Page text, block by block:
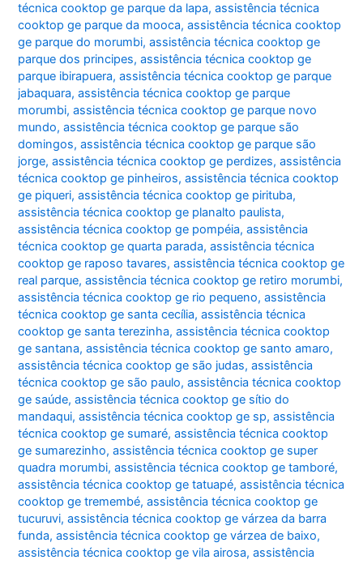
técnica cooktop ge parque da lapa,assistência técnica
cooktop ge parque da mooca,assistência técnica cooktop
ge parque do morumbi,assistência técnica cooktop ge
parque dos principes,assistência técnica cooktop ge
parque ibirapuera,assistência técnica cooktop ge parque
jabaquara,assistência técnica cooktop ge parque
morumbi,assistência técnica cooktop ge parque novo
mundo,assistência técnica cooktop ge parque são
domingos,assistência técnica cooktop ge parque são
jorge,assistência técnica cooktop ge perdizes,assistência
técnica cooktop ge pinheiros,assistência técnica cooktop
ge piqueri,assistência técnica cooktop ge pirituba,
assistência técnica cooktop ge planalto paulista,
assistência técnica cooktop ge pompéia,assistência
técnica cooktop ge quarta parada,assistência técnica
cooktop ge raposo tavares,assistência técnica cooktop ge
real parque,assistência técnica cooktop ge retiro morumbi,
assistência técnica cooktop ge rio pequeno,assistência
técnica cooktop ge santa cecília,assistência técnica
cooktop ge santa terezinha,assistência técnica cooktop
ge santana,assistência técnica cooktop ge santo amaro,
assistência técnica cooktop ge são judas,assistência
técnica cooktop ge são paulo,assistência técnica cooktop
ge saúde,assistência técnica cooktop ge sítio do
mandaqui,assistência técnica cooktop ge sp,assistência
técnica cooktop ge sumaré,assistência técnica cooktop
ge sumarezinho,assistência técnica cooktop ge super
quadra morumbi,assistência técnica cooktop ge tamboré,
assistência técnica cooktop ge tatuapé,assistência técnica
cooktop ge tremembé,assistência técnica cooktop ge
tucuruvi,assistência técnica cooktop ge várzea da barra
funda,assistência técnica cooktop ge várzea de baixo,
assistência técnica cooktop ge vila airosa,assistência